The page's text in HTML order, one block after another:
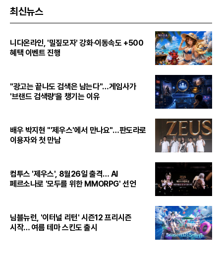
최신뉴스
니다온라인, '밀짚모자' 강화·이동속도 +500
혜택 이벤트 진행
"광고는 끝나도 검색은 남는다"…게임사가
'브랜드 검색량'을 챙기는 이유
배우 박지현 "'제우스'에서 만나요"…판도라로
이용자와 첫 만남
컴투스 '제우스', 8월26일 출격… AI
페르소나로 '모두를 위한 MMORPG' 선언
님블뉴런, '이터널 리턴' 시즌12 프리시즌
시작… 여름 테마 스킨도 출시